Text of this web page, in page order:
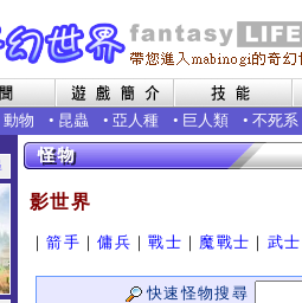
動物 • 昆蟲 • 亞人種 • 巨人類 • 不死系
影世界
｜箭手 ｜傭兵 ｜戰士 ｜ 魔戰士 ｜ 武士
快速怪物搜尋